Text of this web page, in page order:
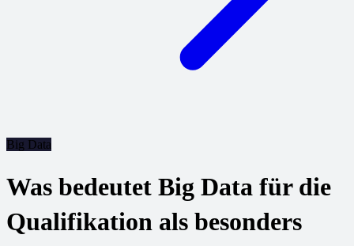
Big Data
Was bedeutet Big Data für die
Qualifikation als besonders